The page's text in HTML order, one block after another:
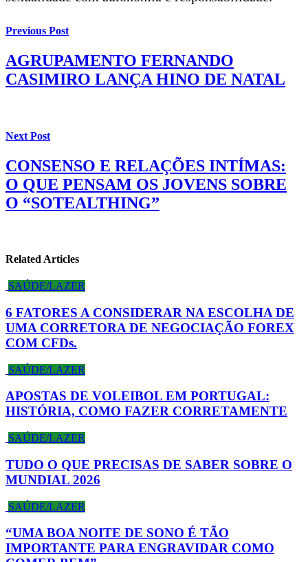
Previous Post
AGRUPAMENTO FERNANDO
CASIMIRO LANÇA HINO DE NATAL
Next Post
CONSENSO E RELAÇÕES INTÍMAS:
O QUE PENSAM OS JOVENS SOBRE
O “SOTEALTHING”
Related Articles
SAÚDE/LAZER
6 FATORES A CONSIDERAR NA ESCOLHA DE
UMA CORRETORA DE NEGOCIAÇÃO FOREX
COM CFDs.
SAÚDE/LAZER
APOSTAS DE VOLEIBOL EM PORTUGAL:
HISTÓRIA, COMO FAZER CORRETAMENTE
SAÚDE/LAZER
TUDO O QUE PRECISAS DE SABER SOBRE O
MUNDIAL 2026
SAÚDE/LAZER
“UMA BOA NOITE DE SONO É TÃO
IMPORTANTE PARA ENGRAVIDAR COMO